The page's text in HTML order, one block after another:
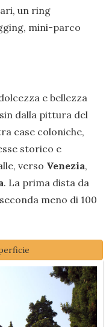
un ring
mini-parco
e bellezza
dalla pittura del
case coloniche,
storico e
verso Venezia,
. La prima dista da
meno di 100